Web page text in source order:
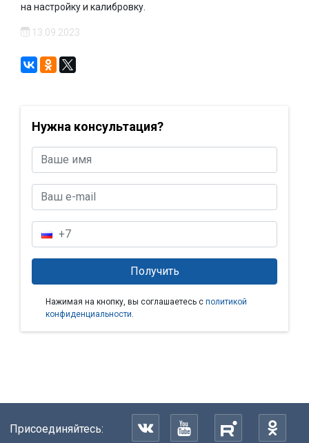
на настройку и калибровку.
13.09.2023
Нужна консультация?
Нажимая на кнопку, вы соглашаетесь с политикой
конфиденциальности
Присоединяйтесь: